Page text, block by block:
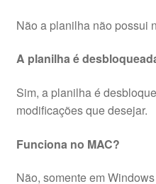
Não a planilha não possui
A planilha é
Sim, a planilha é
modificações que desejar.
Funciona no MAC?
Não, somente em